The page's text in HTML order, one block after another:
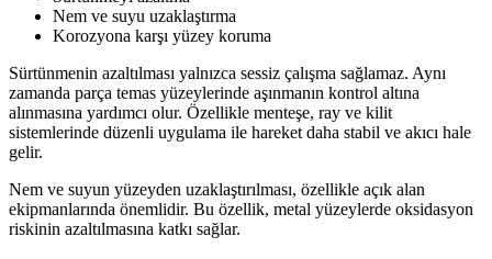
Nem ve suyu uzaklaştırma
Korozyona karşı yüzey koruma
Sürtünmenin azaltılması yalnızca sessiz çalışma sağlamaz. Aynı
zamanda parça temas yüzeylerinde aşınmanın kontrol altına
alınmasına yardımcı olur. Özellikle menteşe, ray ve kilit
sistemlerinde düzenli uygulama ile hareket daha stabil ve akıcı hale
gelir.
Nem ve suyun yüzeyden uzaklaştırılması, özellikle açık alan
ekipmanlarında önemlidir. Bu özellik, metal yüzeylerde oksidasyon
riskinin azaltılmasına katkı sağlar.